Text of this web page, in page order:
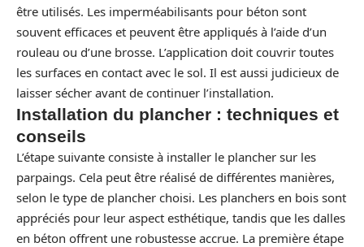
être utilisés. Les imperméabilisants pour béton sont
souvent efficaces et peuvent être appliqués à l’aide d’un
rouleau ou d’une brosse. L’application doit couvrir toutes
les surfaces en contact avec le sol. Il est aussi judicieux de
laisser sécher avant de continuer l’installation.
Installation du plancher : techniques et
conseils
L’étape suivante consiste à installer le plancher sur les
parpaings. Cela peut être réalisé de différentes manières,
selon le type de plancher choisi. Les planchers en bois sont
appréciés pour leur aspect esthétique, tandis que les dalles
en béton offrent une robustesse accrue. La première étape